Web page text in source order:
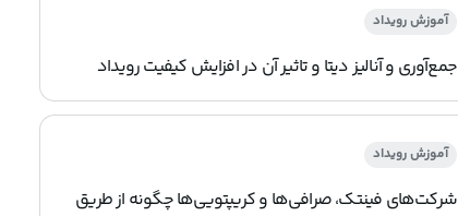
آموزش رویداد
جمع‌آوری و آنالیز دیتا و تاثیر آن در افزایش کیفیت رویداد
آموزش رویداد
شرکت‌های فینتک، صرافی‌ها و کریپتویی‌ها چگونه از طریق